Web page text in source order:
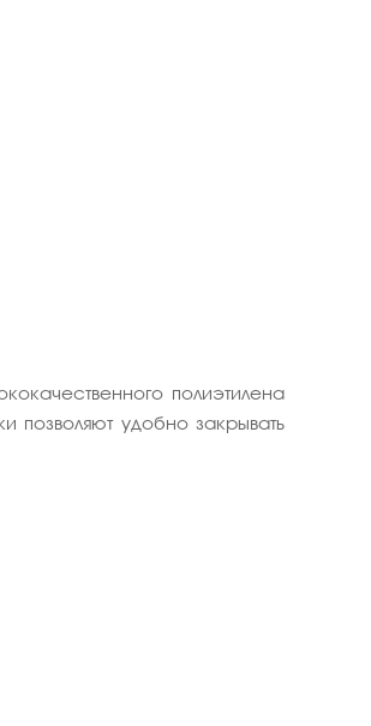
полиэтилена
позволяют удобно закрывать